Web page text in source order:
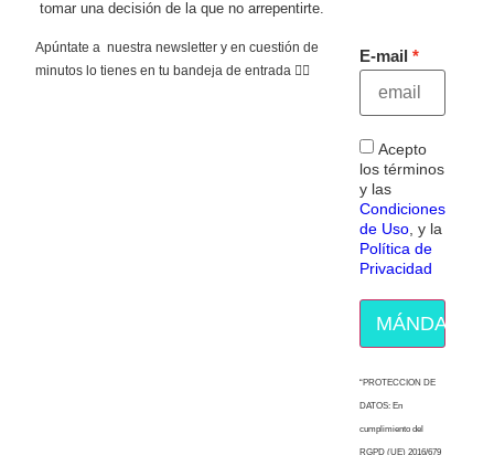
tomar una decisión de la que no arrepentirte.
Apúntate a nuestra newsletter y en cuestión de
minutos lo tienes en tu bandeja de entrada 👇🏻
E-mail
Acepto
los términos
y las
Condiciones
de Uso , y la
Política de
Privacidad
MÁNDAME
“PROTECCION DE
DATOS: En
cumplimiento del
RGPD (UE) 2016/679